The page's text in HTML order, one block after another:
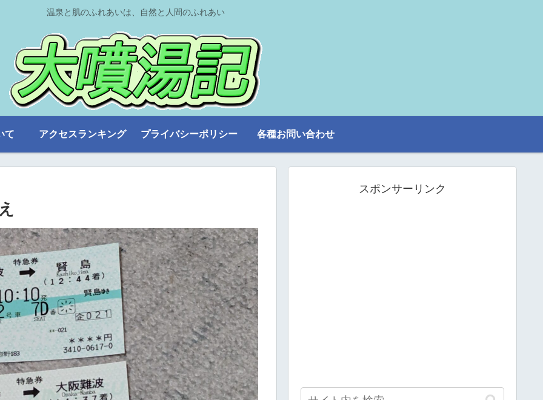
温泉と肌のふれあいは、自然と人間のふれあい
て アクセスランキング プライバシーポリシー 各種お問い合わせ
スポンサーリンク